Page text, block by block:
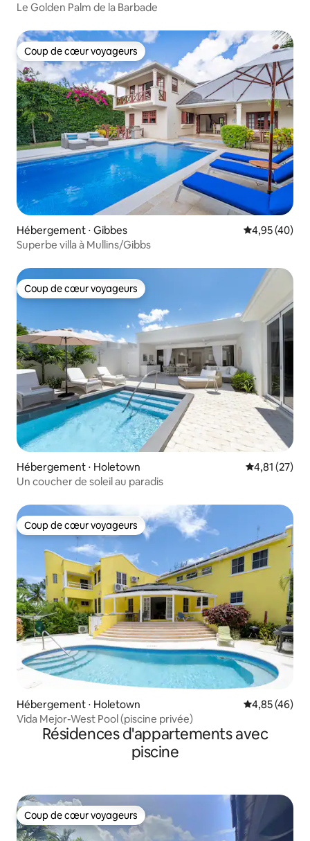
Le Golden Palm de la Barbade
Coup de cœur voyageurs
Coup de cœur voyageurs
Hébergement ⋅ Gibbes Évaluation
4,95 (40)
Superbe villa à Mullins/Gibbs
Coup de cœur voyageurs
Coup de cœur voyageurs
Hébergement ⋅ Holetown Évaluation
4,81 (27)
Un coucher de soleil au paradis
Coup de cœur voyageurs
Coup de cœur voyageurs
Hébergement ⋅ Holetown Évaluation
4,85 (46)
Vida Mejor-West Pool (piscine privée)
Résidences d'appartements avec
piscine
Coup de cœur voyageurs
Coup de cœur voyageurs